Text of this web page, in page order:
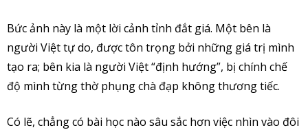
Bức ảnh này là một lời cảnh tỉnh đắt giá. Một bên là
người Việt tự do, được tôn trọng bởi những giá trị mình
tạo ra; bên kia là người Việt “định hướng”, bị chính chế
độ mình từng thờ phụng chà đạp không thương tiếc.
Có lẽ, chẳng có bài học nào sâu sắc hơn việc nhìn vào đôi